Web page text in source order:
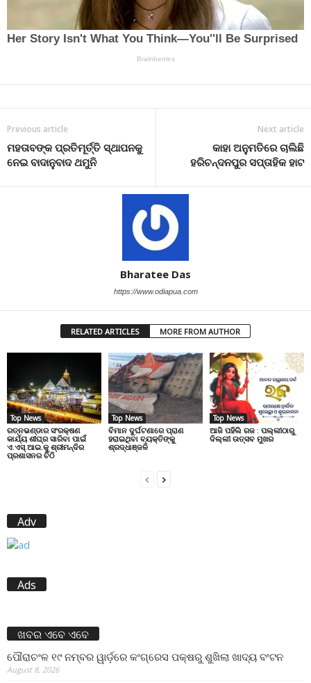
Previous article
ମହତାବଙ୍କ ପ୍ରତିମୂର୍ତ୍ତି ସ୍ଥାପନକୁ
ନେଇ ବାଦାନୁବାଦ ଥମୁନି
Next article
କାହା ଅନୁମତିରେ ଚାଲିଛି
ହରିଚନ୍ଦନପୁର ସପ୍ତାହିକ ହାଟ
Bharatee Das
https://www.odiapua.com
RELATED ARTICLES MORE FROM AUTHOR
Top News
ରତ୍ନଭଣ୍ଡାର ସଂରକ୍ଷଣ
କାର୍ଯ୍ୟ ଶୀଘ୍ର ସାରିବା ପାଇଁ
ଏ.ଏସ୍.ଆଇ.କୁ ଶ୍ରୀମନ୍ଦିର
ପ୍ରଶାସନର ଚିଠି
Top News
ବିମାନ ଦୁର୍ଘଟଣାରେ ପ୍ରାଣ
ହରାଇଥିବା ବ୍ୟକ୍ତିଙ୍କୁ
ଶ୍ରଦ୍ଧାଞ୍ଜଳି
Top News
ଆଜି ପହିଲି ରଜ : ପଲ୍ଲୀଠାରୁ
ଦିଲ୍ଲୀ ଉତ୍ସବ ମୁଖର
Adv
Ads
ଖବର ଏବେ ଏବେ
ପୌରାଚଂଳ ୧୯ ନମ୍ବର ୱାର୍ଡ଼ରେ କଂଗ୍ରେସ ପକ୍ଷରୁ ଶୁଖିଲା ଖାଦ୍ୟ ବଂଟନ
August 8, 2026